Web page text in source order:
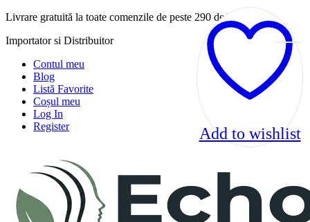
Livrare gratuită la toate comenzile de peste 290 de lei!
Importator si Distribuitor
Contul meu
Blog
Listă Favorite
Coșul meu
Log In
Register
Add to wishlist